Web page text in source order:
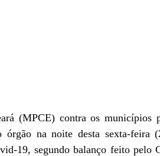
(MPCE) contra os municípios
na noite desta sexta-
19, segundo balanço feito pelo